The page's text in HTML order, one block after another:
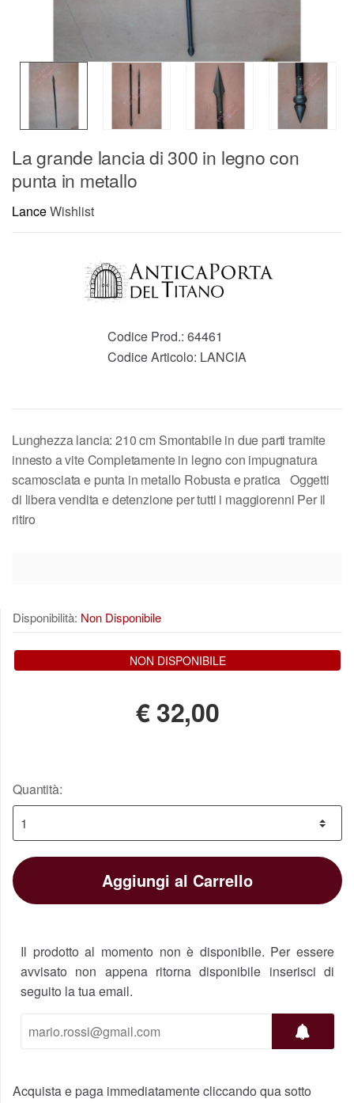
La grande lancia di 300 in legno con
punta in metallo
LanceWishlist
Codice Prod.: 64461
Codice Articolo: LANCIA
Lunghezza lancia: 210 cm Smontabile in due parti tramite
innesto a vite Completamente in legno con impugnatura
scamosciata e punta in metallo Robusta e pratica Oggetti
di libera vendita e detenzione per tutti i maggiorenni Per il
ritiro
Disponibilità: Non Disponibile
NON DISPONIBILE
€32,00
Quantità:
Aggiungi al Carrello
Il prodotto al momento non è disponibile. Per essere
avvisato non appena ritorna disponibile inserisci di
seguito la tua email.
Acquista e paga immediatamente cliccando qua sotto